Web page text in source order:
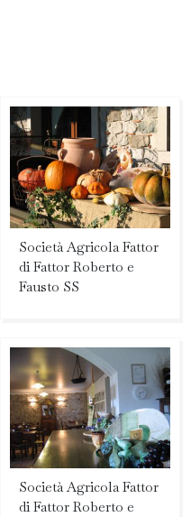
Società Agricola Fattor
di Fattor Roberto e
Fausto SS
Società Agricola Fattor
di Fattor Roberto e